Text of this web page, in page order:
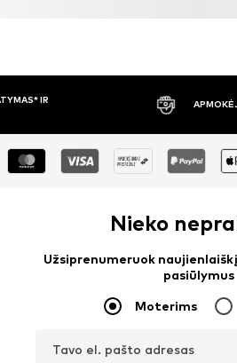
APMOKĖJIMAS PRISTAČIUS
Nieko
Užsiprenumeruok
pasiūlymus
Moterims
Tavo el. pašto adresas